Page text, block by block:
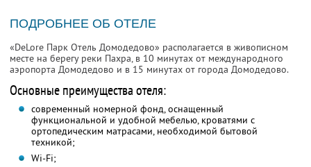
ПОДРОБНЕЕ ОБ ОТЕЛЕ
«DeLore Парк Отель Домодедово» располагается в живописном
месте на берегу реки Пахра, в 10 минутах от международного
аэропорта Домодедово и в 15 минутах от города Домодедово.
Основные преимущества отеля:
современный номерной фонд, оснащенный
функциональной и удобной мебелью, кроватями с
ортопедическим матрасами, необходимой бытовой
техникой;
Wi-Fi;